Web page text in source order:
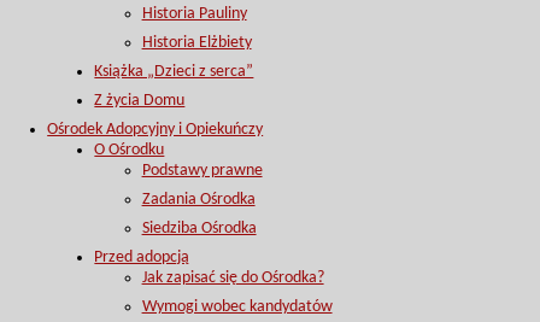
Historia Pauliny
Historia Elżbiety
Książka „Dzieci z serca”
Z życia Domu
Ośrodek Adopcyjny i Opiekuńczy
O Ośrodku
Podstawy prawne
Zadania Ośrodka
Siedziba Ośrodka
Przed adopcją
Jak zapisać się do Ośrodka?
Wymogi wobec kandydatów